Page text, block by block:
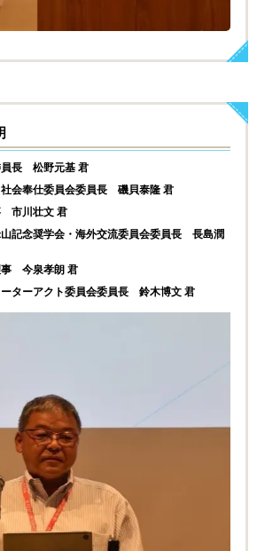
長 松野元基 君
社会奉仕委員会委員長 磯貝泰隆 君
市川壮文 君
山記念奨学会・海外交流委員会委員長 長島潤
事 今泉孝朗 君
ターアクト委員会委員長 鈴木博文 君